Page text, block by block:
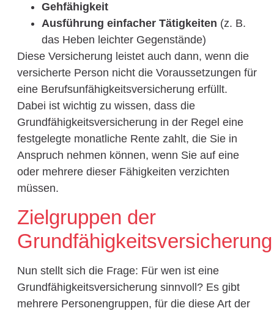
Gehfähigkeit
Ausführung einfacher Tätigkeiten (z. B.
das Heben leichter Gegenstände)
Diese Versicherung leistet auch dann, wenn die
versicherte Person nicht die Voraussetzungen für
eine Berufsunfähigkeitsversicherung erfüllt.
Dabei ist wichtig zu wissen, dass die
Grundfähigkeitsversicherung in der Regel eine
festgelegte monatliche Rente zahlt, die Sie in
Anspruch nehmen können, wenn Sie auf eine
oder mehrere dieser Fähigkeiten verzichten
müssen.
Zielgruppen der
Grundfähigkeitsversicherung
Nun stellt sich die Frage: Für wen ist eine
Grundfähigkeitsversicherung sinnvoll? Es gibt
mehrere Personengruppen, für die diese Art der